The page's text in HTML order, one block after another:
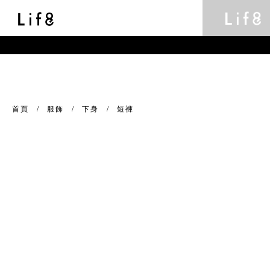
首頁 服飾 下身 短褲